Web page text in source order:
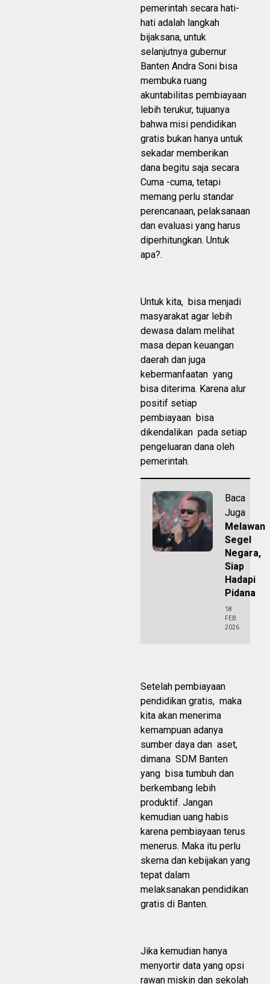
pemerintah secara hati-
hati adalah langkah
bijaksana, untuk
selanjutnya gubernur
Banten Andra Soni bisa
membuka ruang
akuntabilitas pembiayaan
lebih terukur, tujuanya
bahwa misi pendidikan
gratis bukan hanya untuk
sekadar memberikan
dana begitu saja secara
Cuma -cuma, tetapi
memang perlu standar
perencanaan, pelaksanaan
dan evaluasi yang harus
diperhitungkan. Untuk
apa?.
Untuk kita, bisa menjadi
masyarakat agar lebih
dewasa dalam melihat
masa depan keuangan
daerah dan juga
kebermanfaatan yang
bisa diterima. Karena alur
positif setiap
pembiayaan bisa
dikendalikan pada setiap
pengeluaran dana oleh
pemerintah.
Baca
Juga
Melawan
Segel
Negara,
Siap
Hadapi
Pidana
18
FEB
2026
Setelah pembiayaan
pendidikan gratis, maka
kita akan menerima
kemampuan adanya
sumber daya dan aset,
dimana SDM Banten
yang bisa tumbuh dan
berkembang lebih
produktif. Jangan
kemudian uang habis
karena pembiayaan terus
menerus. Maka itu perlu
skema dan kebijakan yang
tepat dalam
melaksanakan pendidikan
gratis di Banten.
Jika kemudian hanya
menyortir data yang opsi
rawan miskin dan sekolah